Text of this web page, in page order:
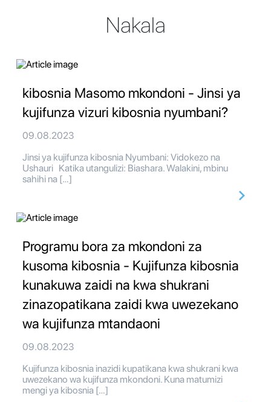
Nakala
kibosnia Masomo mkondoni - Jinsi ya
kujifunza vizuri kibosnia nyumbani?
09.08.2023
Jinsi ya kujifunza kibosnia Nyumbani: Vidokezo na
Ushauri Katika utangulizi: Biashara. Walakini, mbinu
sahihi na […]
Programu bora za mkondoni za
kusoma kibosnia - Kujifunza kibosnia
kunakuwa zaidi na kwa shukrani
zinazopatikana zaidi kwa uwezekano
wa kujifunza mtandaoni
09.08.2023
Kujifunza kibosnia inazidi kupatikana kwa shukrani kwa
uwezekano wa kujifunza mkondoni. Kuna matumizi
mengi ya kibosnia […]